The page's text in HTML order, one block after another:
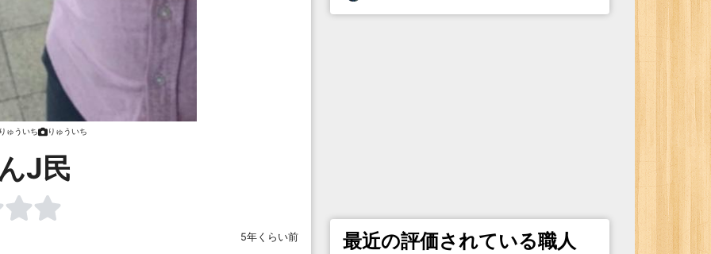
ゅういち りゅういち
J民
5年くらい前 最近の評価されている職人